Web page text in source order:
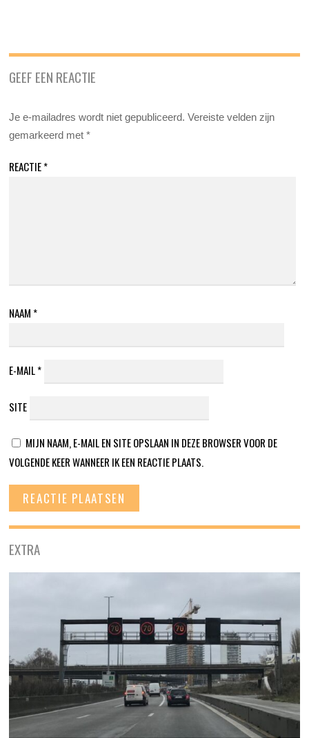
GEEF EEN REACTIE
Je e-mailadres wordt niet gepubliceerd. Vereiste velden zijn
gemarkeerd met*
REACTIE*
NAAM *
E-MAIL*
SITE
MIJN NAAM, E-MAIL EN SITE OPSLAAN IN DEZE BROWSER VOOR DE
VOLGENDE KEER WANNEER IK EEN REACTIE PLAATS.
EXTRA